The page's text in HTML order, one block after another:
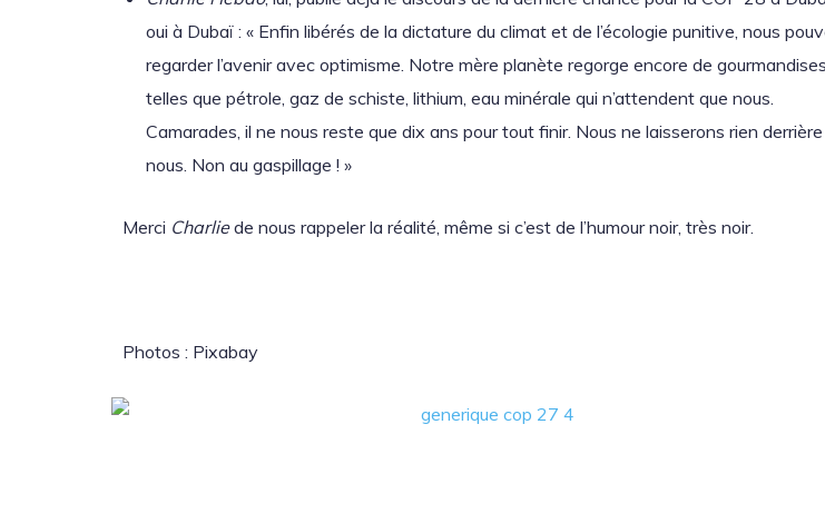
oui à Dubaï : « Enfin libérés de la dictature du climat et de l’écologie punitive, nous
regarder l’avenir avec optimisme. Notre mère planète regorge encore de gourmandises
telles que pétrole, gaz de schiste, lithium, eau minérale qui n’attendent que nous.
Camarades, il ne nous reste que dix ans pour tout finir. Nous ne laisserons rien derrière
nous. Non au gaspillage ! »
Merci Charliede nous rappeler la réalité, même si c’est de l’humour noir, très noir.
Photos : Pixabay